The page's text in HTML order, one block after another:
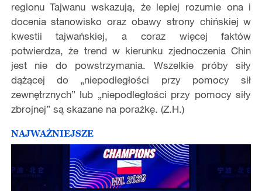
regionu Tajwanu wskazują, że lepiej rozumie ona i
docenia stanowisko oraz obawy strony chińskiej w
kwestii tajwańskiej, a coraz więcej faktów
potwierdza, że trend w kierunku zjednoczenia Chin
jest nie do powstrzymania. Wszelkie próby siły
dążącej do „niepodległości przy pomocy sił
zewnętrznych” lub „niepodległości przy pomocy siły
zbrojnej” są skazane na porażkę. (Z.H.)
NAJWAŻNIEJSZE